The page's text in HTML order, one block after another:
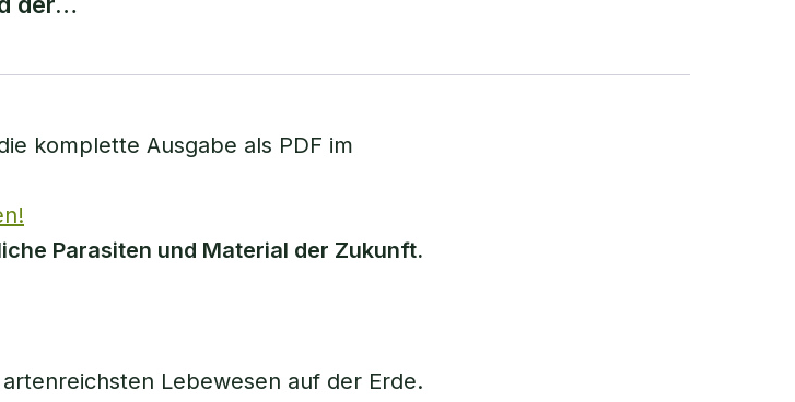
komplette Ausgabe als PDF im
Parasiten und Material der Zukunft.
Lebewesen auf der Erde.